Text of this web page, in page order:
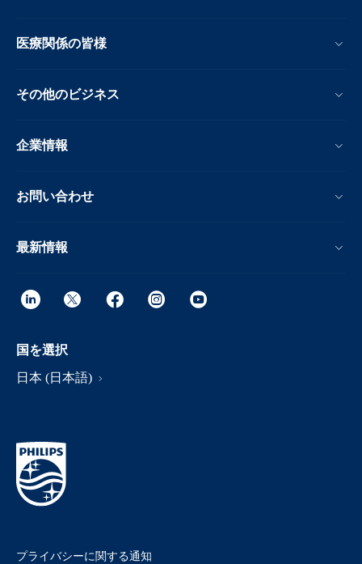
医療関係の皆様
その他のビジネス
企業情報
お問い合わせ
最新情報
国を選択
日本 (日本語)
プライバシーに関する通知